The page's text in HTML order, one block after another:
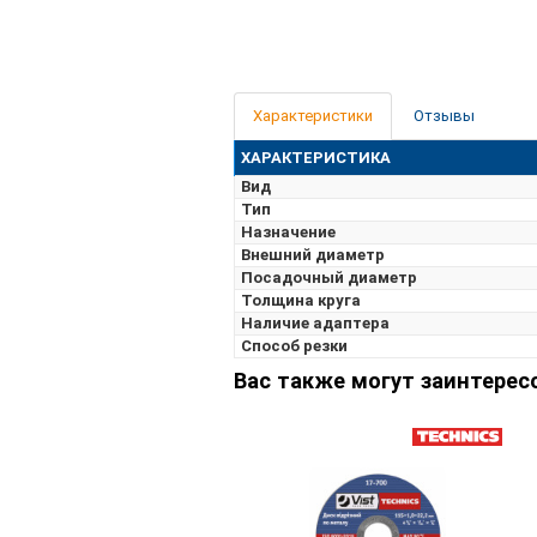
Характеристики Отзывы
ХАРАКТЕРИСТИКА
Вид
Тип
Назначение
Внешний диаметр
Посадочный диаметр
Толщина круга
Наличие адаптера
Способ резки
Вас также могут